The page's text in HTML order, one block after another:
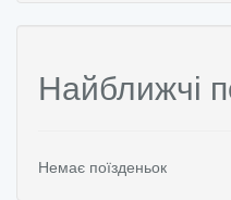
Найближчі
Немає поїзденьок